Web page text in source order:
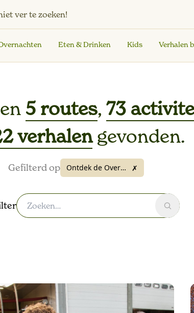
ver te zoeken!
Eten & Drinken Kids Verhalen
5 routes,73
verhalengevonden.
Gefilterd op Ontdek de Overkant ✗
Zoeken